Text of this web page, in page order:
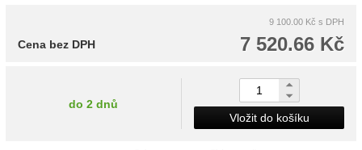
9 100.00 Kč s DPH
7 520.66 Kč
Cena bez DPH
do 2 dnů
Vložit do košíku